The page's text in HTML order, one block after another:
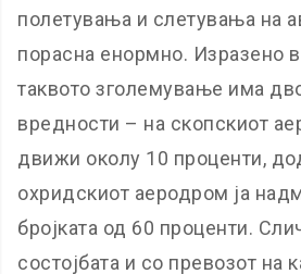
полетувања и слетувања на
порасна енормно. Изразено
таквото зголемување има
вредности – на скопскиот
движи околу 10 проценти,
охридскиот аеродром ја
бројката од 60 проценти.
состојбата и со превозот на